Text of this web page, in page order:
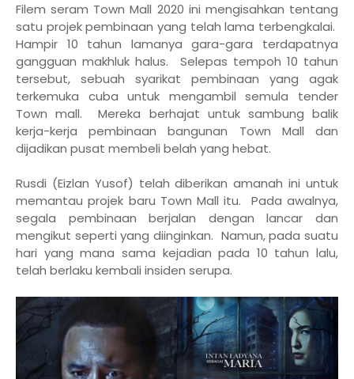
Filem seram Town Mall 2020 ini mengisahkan tentang
satu projek pembinaan yang telah lama terbengkalai.
Hampir 10 tahun lamanya gara-gara terdapatnya
gangguan makhluk halus. Selepas tempoh 10 tahun
tersebut, sebuah syarikat pembinaan yang agak
terkemuka cuba untuk mengambil semula tender
Town mall. Mereka berhajat untuk sambung balik
kerja-kerja pembinaan bangunan Town Mall dan
dijadikan pusat membeli belah yang hebat.
Rusdi (Eizlan Yusof) telah diberikan amanah ini untuk
memantau projek baru Town Mall itu. Pada awalnya,
segala pembinaan berjalan dengan lancar dan
mengikut seperti yang diinginkan. Namun, pada suatu
hari yang mana sama kejadian pada 10 tahun lalu,
telah berlaku kembali insiden serupa.